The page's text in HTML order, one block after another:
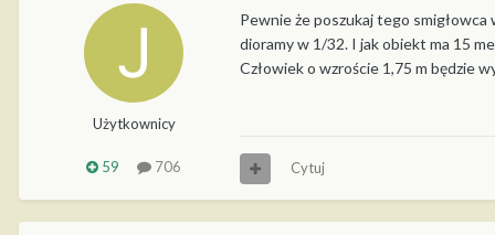
Użytkownicy
59 706
Pewnie że poszukaj tego
dioramy w 1/32. I jak obiekt ma 15
Człowiek o wzroście 1,75 m będzie
Cytuj